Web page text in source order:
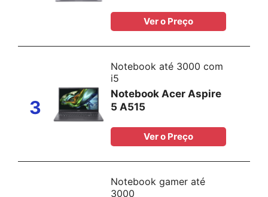
Ver o Preço
3
Notebook até 3000 com
i5
Notebook Acer Aspire
5 A515
Ver o Preço
Notebook gamer até
3000